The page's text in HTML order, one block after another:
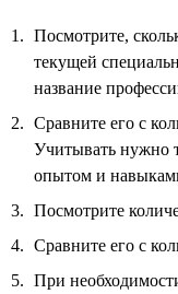
Посмотрите,
текущей
название
Сравните его с
Учитывать нужно
опытом и
Посмотрите
Сравните его с
При